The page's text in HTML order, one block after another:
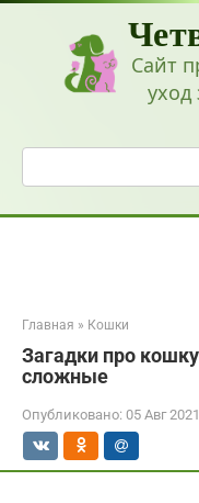
Перейти
Сайт
Поиск:
Главная » Кошки
Загадки про
сложные
Опубликовано: 05 Авг 2021